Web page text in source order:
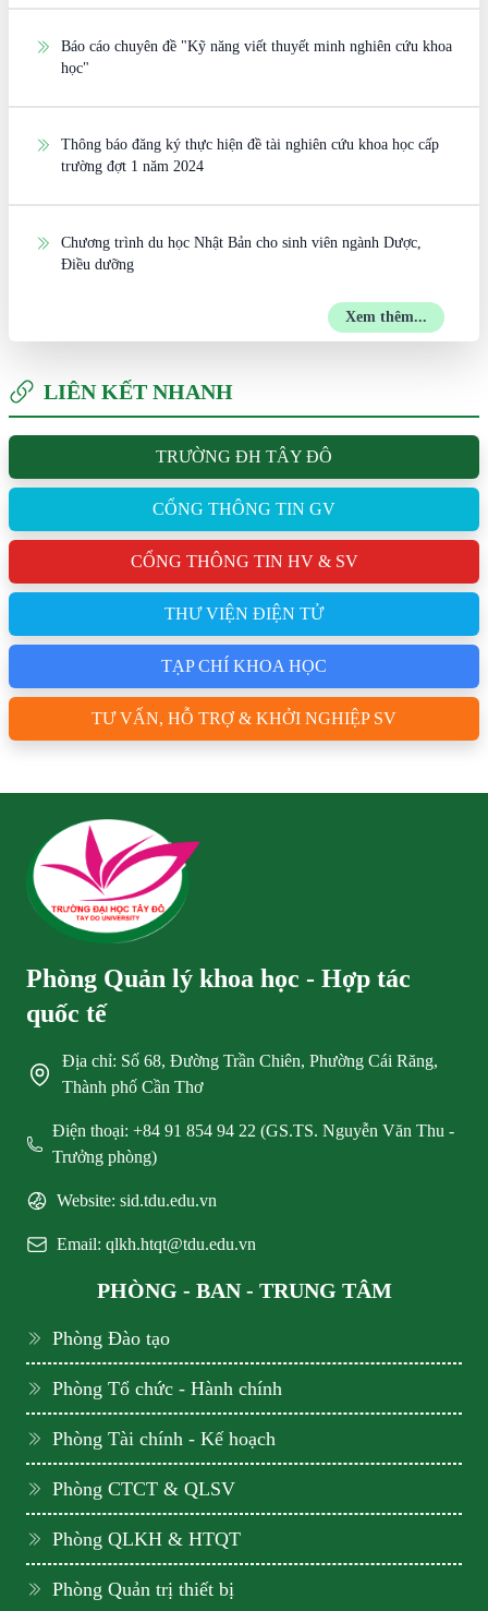
Báo cáo chuyên đề "Kỹ năng viết thuyết minh nghiên cứu khoa
học"
Thông báo đăng ký thực hiện đề tài nghiên cứu khoa học cấp
trường đợt 1 năm 2024
Chương trình du học Nhật Bản cho sinh viên ngành Dược,
Điều dưỡng
Xem thêm...
LIÊN KẾT NHANH
TRƯỜNG ĐH TÂY ĐÔ
CỔNG THÔNG TIN GV
CỔNG THÔNG TIN HV & SV
THƯ VIỆN ĐIỆN TỬ
TẠP CHÍ KHOA HỌC
TƯ VẤN, HỖ TRỢ & KHỞI NGHIỆP SV
Phòng Quản lý khoa học - Hợp tác
quốc tế
Địa chỉ: Số 68, Đường Trần Chiên, Phường Cái Răng,
Thành phố Cần Thơ
Điện thoại: +84 91 854 94 22 (GS.TS. Nguyễn Văn Thu -
Trưởng phòng)
Website: sid.tdu.edu.vn
Email: qlkh.htqt@tdu.edu.vn
PHÒNG - BAN - TRUNG TÂM
Phòng Đào tạo
Phòng Tổ chức - Hành chính
Phòng Tài chính - Kế hoạch
Phòng CTCT & QLSV
Phòng QLKH & HTQT
Phòng Quản trị thiết bị